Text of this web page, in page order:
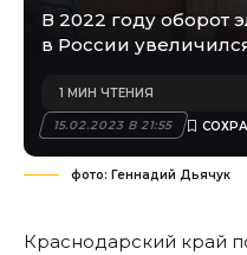
В 2022 году оборот
в России
15.02.2023 В 21:55
1 МИН ЧТЕНИЯ
фото: Геннадий Дьячук
Краснодарский край